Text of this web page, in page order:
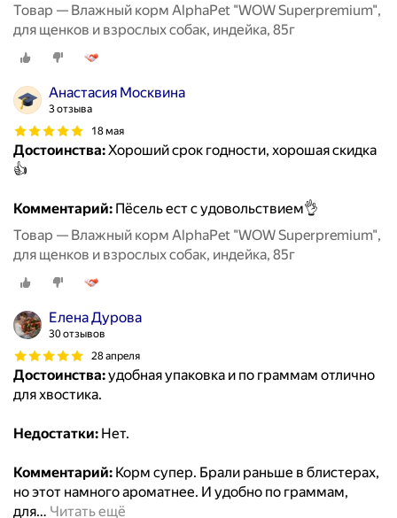
Товар — Влажный корм AlphaPet "WOW Superpremium",
для щенков и взрослых собак, индейка, 85г
Анастасия Москвина
3 отзыва
18 мая
Достоинства:Хороший срок годности, хорошая скидка
👍
Комментарий: Пёсель ест с удовольствием👌
Товар — Влажный корм AlphaPet "WOW Superpremium",
для щенков и взрослых собак, индейка, 85г
Елена Дурова
30 отзывов
28 апреля
Достоинства:удобная упаковка и по граммам отлично
для хвостика.
Недостатки: Нет.
Комментарий: Корм супер. Брали раньше в блистерах,
но этот намного ароматнее. И удобно по граммам,
для… Читать ещё